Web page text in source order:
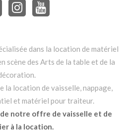
dans la location de matériel
scène des Arts de la table et de la
la location de vaisselle, nappage,
et matériel pour traiteur.
notre offre de vaisselle et de
à la location.